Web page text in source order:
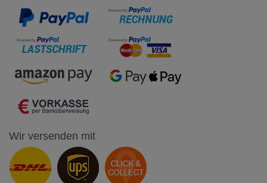
Wir versenden mit